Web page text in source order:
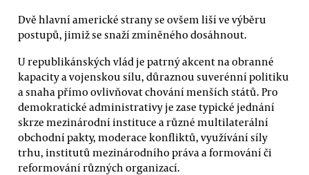
Dvě hlavní americké strany se ovšem liší ve výběru
postupů, jimiž se snaží zmíněného dosáhnout.
U republikánských vlád je patrný akcent na obranné
kapacity a vojenskou sílu, důraznou suverénní politiku
a snaha přímo ovlivňovat chování menších států. Pro
demokratické administrativy je zase typické jednání
skrze mezinárodní instituce a různé multilaterální
obchodní pakty, moderace konfliktů, využívání síly
trhu, institutů mezinárodního práva a formování či
reformování různých organizací.